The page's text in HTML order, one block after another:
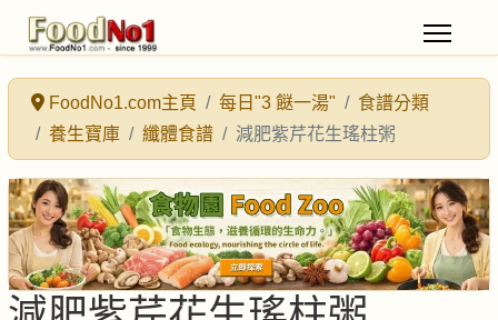
FoodNo1.com主頁 每日"3 餸一湯"
食譜分類
養生寶庫
纖體食譜 減肥紫芹花生瑤柱粥